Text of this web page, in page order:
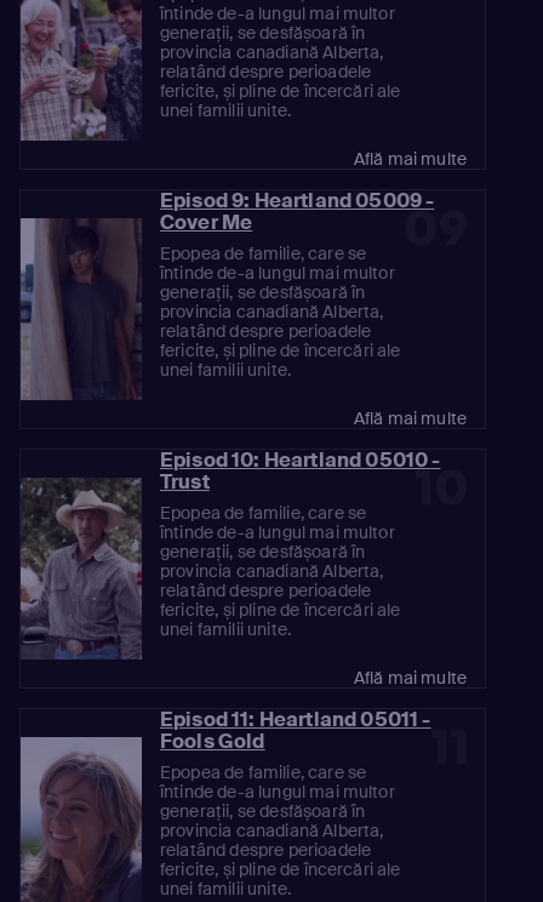
întinde de-a lungul mai multor
generații, se desfășoară în
provincia canadiană Alberta,
relatând despre perioadele
fericite, și pline de încercări ale
unei familii unite.
Află mai multe
09
Episod 9: Heartland 05009 -
Cover Me
Epopea de familie, care se
întinde de-a lungul mai multor
generații, se desfășoară în
provincia canadiană Alberta,
relatând despre perioadele
fericite, și pline de încercări ale
unei familii unite.
Află mai multe
10
Episod 10: Heartland 05010 -
Trust
Epopea de familie, care se
întinde de-a lungul mai multor
generații, se desfășoară în
provincia canadiană Alberta,
relatând despre perioadele
fericite, și pline de încercări ale
unei familii unite.
Află mai multe
11
Episod 11: Heartland 05011 -
Fools Gold
Epopea de familie, care se
întinde de-a lungul mai multor
generații, se desfășoară în
provincia canadiană Alberta,
relatând despre perioadele
fericite, și pline de încercări ale
unei familii unite.